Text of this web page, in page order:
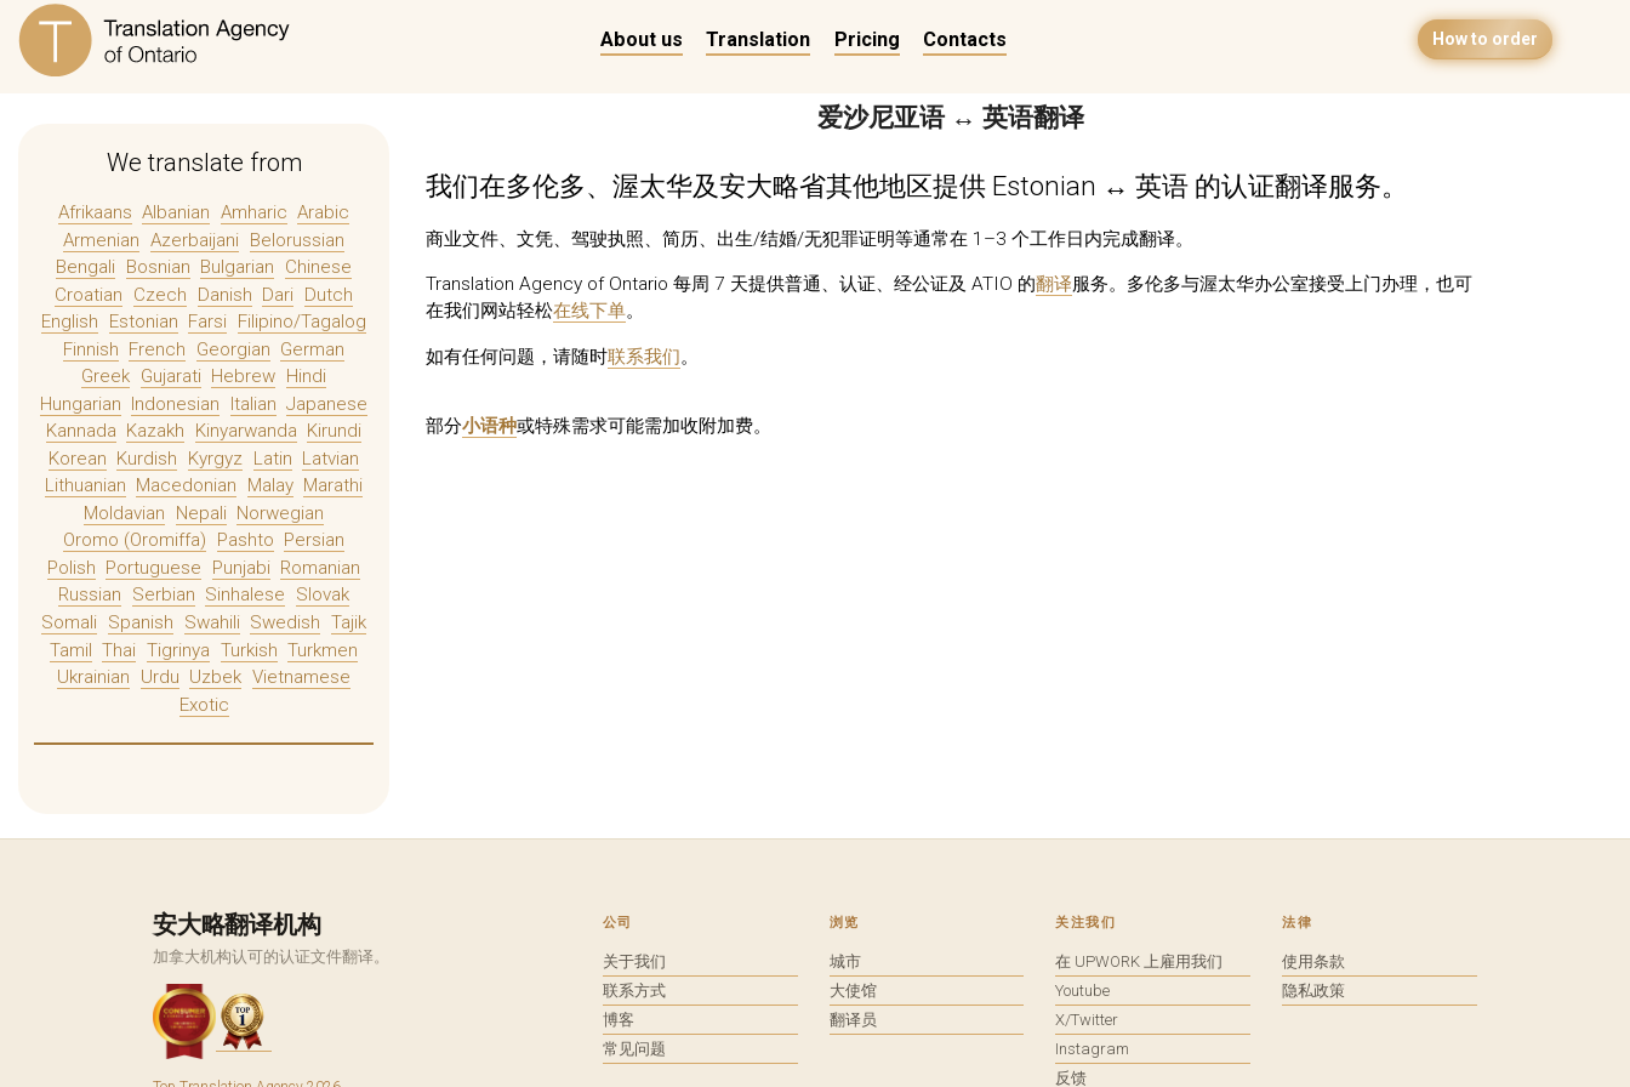
How to order
About us Translation Pricing Contacts
We translate from
Afrikaans Albanian Amharic Arabic
Armenian Azerbaijani
Belorussian
Bengali
Bosnian Bulgarian
Chinese
Croatian
Czech Danish Dari
Dutch
English
Estonian Farsi
Filipino/Tagalog
Finnish French Georgian German
Greek Gujarati Hebrew Hindi
Hungarian Indonesian Italian Japanese
Kannada Kazakh Kinyarwanda Kirundi
Korean Kurdish Kyrgyz Latin Latvian
Lithuanian
Macedonian Malay Marathi
Moldavian
Nepali Norwegian
Oromo (Oromiffa)
Pashto
Persian
Polish Portuguese Punjabi Romanian
Russian
Serbian Sinhalese
Slovak
Somali
Spanish Swahili Swedish Tajik
Tamil Thai Tigrinya Turkish Turkmen
Ukrainian
Urdu Uzbek Vietnamese
Exotic
爱沙尼亚语 ↔ 英语翻译
我们在多伦多、渥太华及安大略省其他地区提供 Estonian ↔ 英语 的认证翻译服务。
商业文件、文凭、驾驶执照、简历、出生/结婚/无犯罪证明等通常在 1–3 个工作日内完成翻译。
Translation Agency of Ontario 每周 7 天提供普通、认证、经公证及 ATIO 的翻译服务。多伦多与渥太华办公室接受上门办理，也可
在我们网站轻松在线下单。
如有任何问题，请随时联系我们。
部分小语种或特殊需求可能需加收附加费。
安大略翻译机构
加拿大机构认可的认证文件翻译。
公司
关于我们
联系方式
博客
常见问题
浏览
城市
大使馆
翻译员
关注我们
在 UPWORK 上雇用我们
Youtube
X/Twitter
Instagram
反馈
法律
使用条款
隐私政策